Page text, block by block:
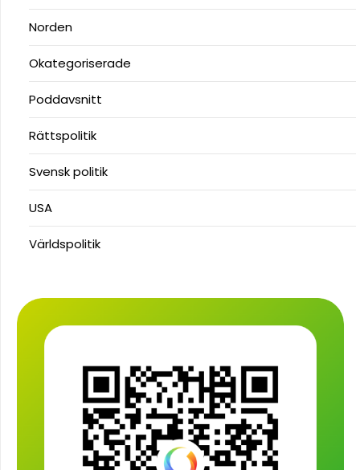
Norden
Okategoriserade
Poddavsnitt
Rättspolitik
Svensk politik
USA
Världspolitik